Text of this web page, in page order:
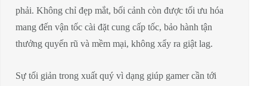
phải. Không chỉ đẹp mắt, bối cảnh còn được tối ưu hóa
mang đến vận tốc cài đặt cung cấp tốc, bảo hành tận
thưởng quyến rũ và mềm mại, không xẩy ra giật lag.
Sự tối giản trong xuất quý vì dạng giúp gamer cần tới